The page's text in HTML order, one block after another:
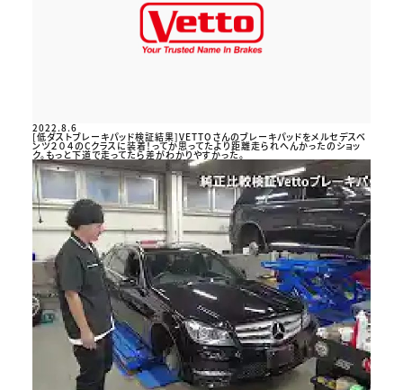
2022.8.6
[低ダストブレーキパッド検証結果]VETTOさんのブレーキパッドをメルセデスベ
ンツ２０４のCクラスに装着！ってか思ってたより距離走られへんかったのショッ
ク。もっと下道で走ってたら差がわかりやすかった。